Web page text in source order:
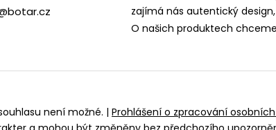
zajímá nás autentický
O našich produktech
není možné. | Prohlášení o zpracování